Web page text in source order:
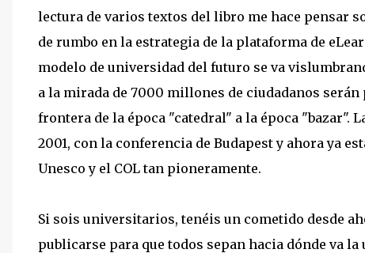
lectura de varios textos del libro me hace pensar
de rumbo en la estrategia de la plataforma de
modelo de universidad del futuro se va
a la mirada de 7000 millones de ciudadanos
frontera de la época "catedral" a la época "bazar".
2001, con la conferencia de Budapest y ahora ya
Unesco y el COL tan pioneramente.
Si sois universitarios, tenéis un cometido desde
publicarse para que todos sepan hacia dónde va